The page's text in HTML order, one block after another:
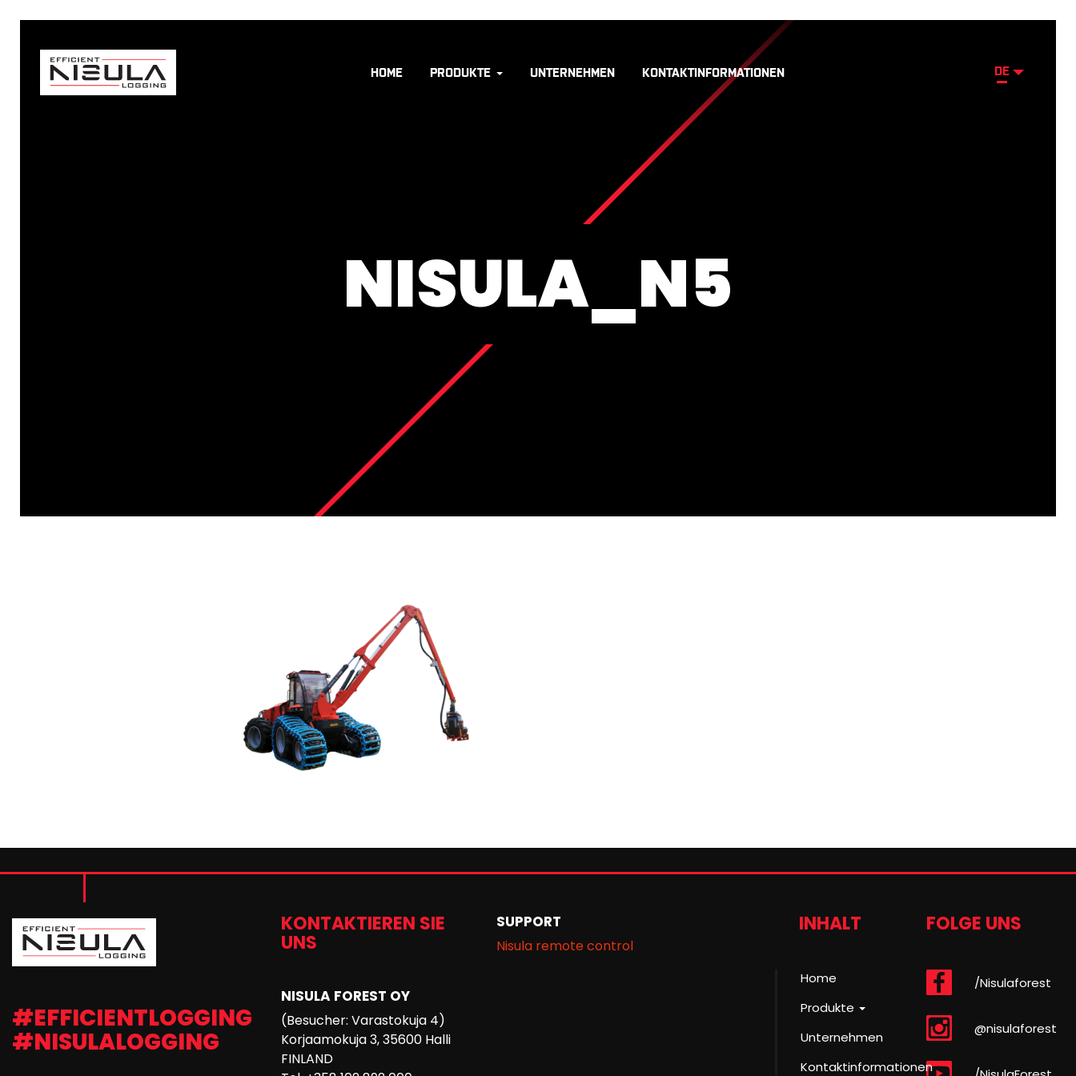
HOME PRODUKTE UNTERNEHMEN KONTAKTINFORMATIONEN DE
NISULA_N5
#EFFICIENTLOGGING
#NISULALOGGING
KONTAKTIEREN SIE
UNS
NISULA FOREST OY
(Besucher: Varastokuja 4)
Korjaamokuja 3, 35600 Halli
FINLAND
SUPPORT
Nisula remote control
INHALT
Home
Produkte
Unternehmen
Kontaktinformationen
FOLGE UNS
/Nisulaforest
@nisulaforest